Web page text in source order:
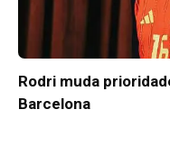
Rodri muda
Barcelona